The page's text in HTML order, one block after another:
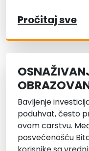
Pročitaj sve
Bavljenje
poduhvat, često
ovom carstvu.
posvećenošću